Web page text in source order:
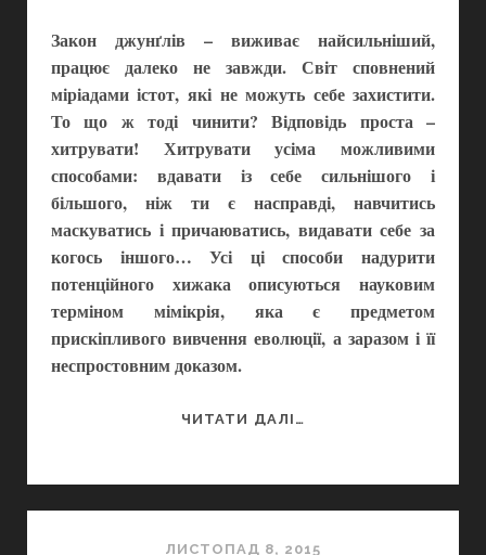
Закон джунґлів – виживає найсильніший,
працює далеко не завжди. Світ сповнений
міріадами істот, які не можуть себе захистити.
То що ж тоді чинити? Відповідь проста –
хитрувати! Хитрувати усіма можливими
способами: вдавати із себе сильнішого і
більшого, ніж ти є насправді, навчитись
маскуватись і причаюватись, видавати себе за
когось іншого… Усі ці способи надурити
потенційного хижака описуються науковим
терміном мімікрія, яка є предметом
прискіпливого вивчення еволюції, а заразом і її
неспростовним доказом.
ЧИТАТИ ДАЛІ…
ЛИСТОПАД 8, 2015